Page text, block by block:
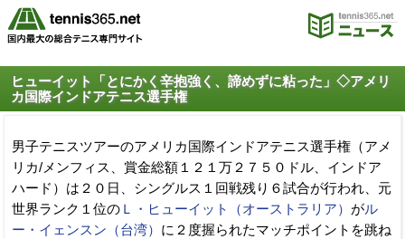
ヒューイット「とにかく辛抱強く、諦めずに粘った」◇アメリ
カ国際インドアテニス選手権
男子テニスツアーのアメリカ国際インドアテニス選手権（アメ
リカ/メンフィス、賞金総額１２１万２７５０ドル、インドア
ハード）は２０日、シングルス１回戦残り６試合が行われ、元
世界ランク１位の Ｌ・ヒューイット（オーストラリア） がル
ー・イェンスン（台湾） に２度握られたマッチポイントを跳ね